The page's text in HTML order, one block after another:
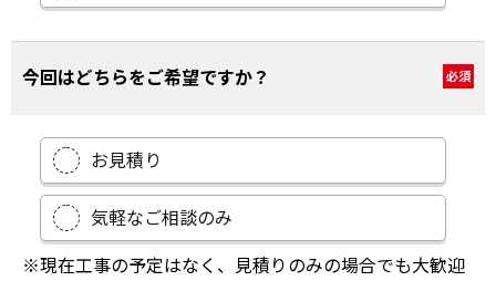
今回はどちらをご希望ですか？ 必須
お見積り
気軽なご相談のみ
※現在工事の予定はなく、見積りのみの場合でも大歓迎